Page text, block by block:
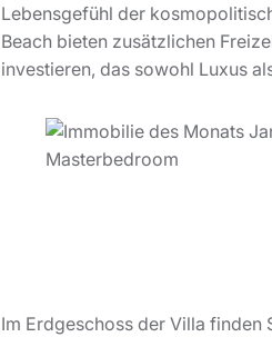
Lebensgefühl der
Beach bieten zusätzlichen
investieren, das sowohl Luxus
Im Erdgeschoss der Villa finden